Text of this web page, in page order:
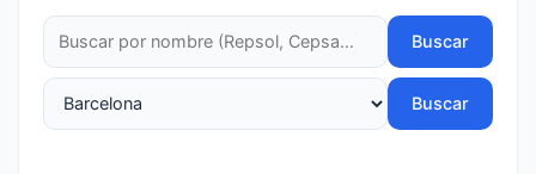
Buscar
Buscar